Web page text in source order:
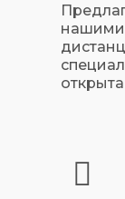
нашими